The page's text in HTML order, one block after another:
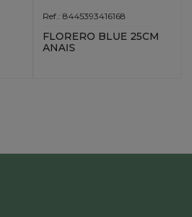
Ref.: 8445393416168
FLORERO BLUE 25CM
ANAIS